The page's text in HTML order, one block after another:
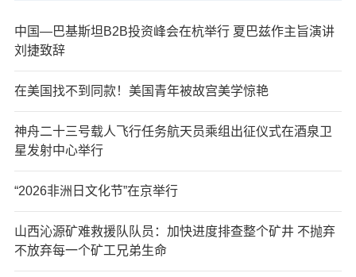
中国—巴基斯坦B2B投资峰会在杭举行 夏巴兹作主旨演讲
刘捷致辞
在美国找不到同款！美国青年被故宫美学惊艳
神舟二十三号载人飞行任务航天员乘组出征仪式在酒泉卫
星发射中心举行
“2026非洲日文化节”在京举行
山西沁源矿难救援队队员：加快进度排查整个矿井 不抛弃
不放弃每一个矿工兄弟生命